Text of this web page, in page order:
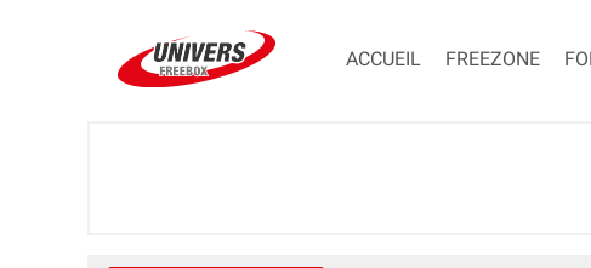
ACCUEIL FREEZONE